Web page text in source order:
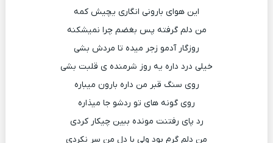
این هوای بارونی انگاری یچیش کمه
من دلم گرفته پس بغضم چرا نمیشکنه
روزگار آدمو زجر میده تا مردش بشی
خیلی درد داره یه روز شرمنده ی قلبت بشی
روی سنگ قبر من داره بارون میباره
روی گونه های تو ردشو جا میذاره
رد پای رفتنت مونده ببین چیکار کردی
من دلم گرم بود ولی با دل من سر نکردی